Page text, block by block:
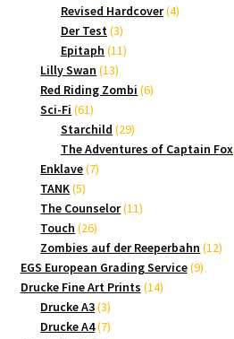
Produkte
Revised Hardcover 44
Der Test 33
Produkte
Epitaph 1111
Lilly Swan 1313
Produkte
Red Riding Zombi 66
Sci-Fi 6161
Produkte
Starchild 2929
Produkte
The Adventures of Captain Fox
Enklave 77
TANK 55
Produkte
The Counselor 1111
Touch 2626
Produkte
Zombies auf der Reeperbahn 1212
EGS European Grading Service 99
Drucke Fine Art Prints 1414
Drucke A3 33
Produkte
Drucke A4 77